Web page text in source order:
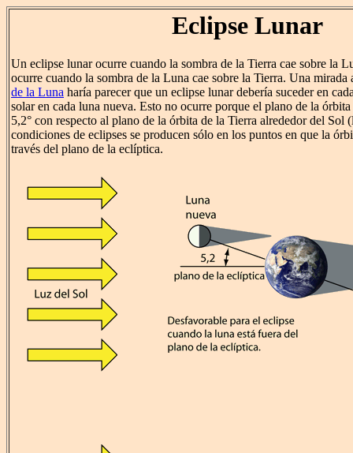
Eclipse Lunar
Un eclipse lunar ocurre cuando la sombra de la Tierra cae sobre la
ocurre cuando la sombra de la Luna cae sobre la Tierra. Una mirada
de la Luna haría parecer que un eclipse lunar debería suceder en
solar en cada luna nueva. Esto no ocurre porque el plano de la
5,2° con respecto al plano de la órbita de la Tierra alrededor del Sol
condiciones de eclipses se producen sólo en los puntos en que la
través del plano de la eclíptica.